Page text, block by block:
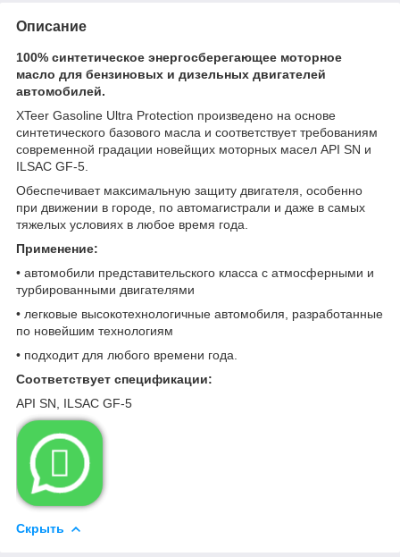
Описание
100% синтетическое энергосберегающее моторное
масло для бензиновых и дизельных двигателей
автомобилей.
XTeer Gasoline Ultra Protection произведено на основе
синтетического базового масла и соответствует требованиям
современной градации новейщих моторных масел API SN и
ILSAC GF-5.
Обеспечивает максимальную защиту двигателя, особенно
при движении в городе, по автомагистрали и даже в самых
тяжелых условиях в любое время года.
Применение:
• автомобили представительского класса с атмосферными и
турбированными двигателями
• легковые высокотехнологичные автомобиля, разработанные
по новейшим технологиям
• подходит для любого времени года.
Соответствует спецификации:
API SN, ILSAC GF-5

Скрыть